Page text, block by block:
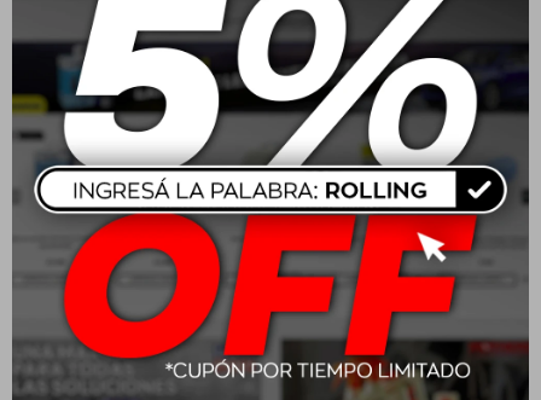
205/55R16 91V Goodyear
Eagle Sport 2
USD 158,00
215/65 R16 102H
Wrangler Workhorse AT
USD